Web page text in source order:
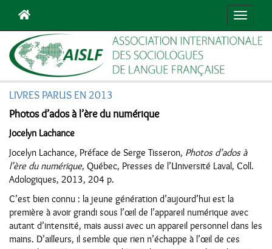
LIVRES PARUS EN 2013
Photos d’ados à l’ère du numérique
Jocelyn Lachance
Jocelyn Lachance, Préface de Serge Tisseron, Photos d’ados à
l’ère du numérique, Québec, Presses de l’Université Laval, Coll.
Adologiques, 2013, 204 p.
C’est bien connu : la jeune génération d’aujourd’hui est la
première à avoir grandi sous l’œil de l’appareil numérique avec
autant d’intensité, mais aussi avec un appareil personnel dans les
mains. D’ailleurs, il semble que rien n’échappe à l’œil de ces